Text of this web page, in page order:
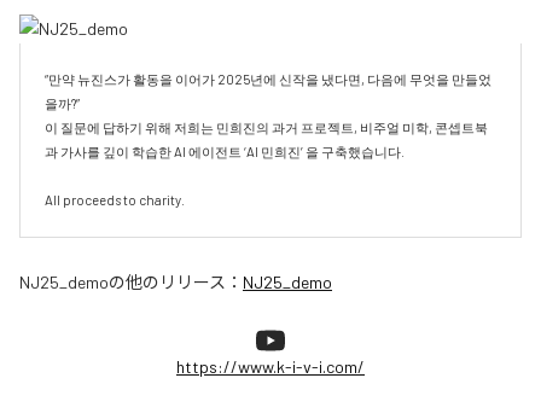
“만약 뉴진스가 활동을 이어가 2025년에 신작을 냈다면, 다음에 무엇을 만들었
을까?”
이 질문에 답하기 위해 저희는 민희진의 과거 프로젝트, 비주얼 미학, 콘셉트북
과 가사를 깊이 학습한 AI 에이전트 ‘AI 민희진’ 을 구축했습니다.
All proceeds to charity.
NJ25_demoの他のリリース： NJ25_demo
https://www.k-i-v-i.com/